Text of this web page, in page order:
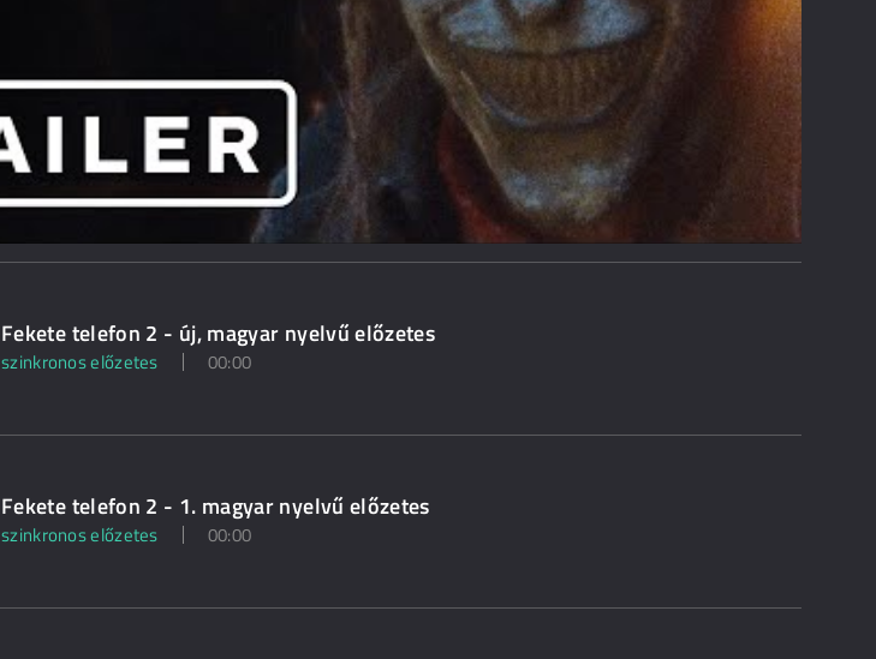
Fekete telefon 2 - új, magyar nyelvű előzetes
szinkronos előzetes 00:00
Fekete telefon 2 - 1. magyar nyelvű előzetes
szinkronos előzetes 00:00